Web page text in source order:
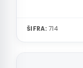
ŠIFRA: 714